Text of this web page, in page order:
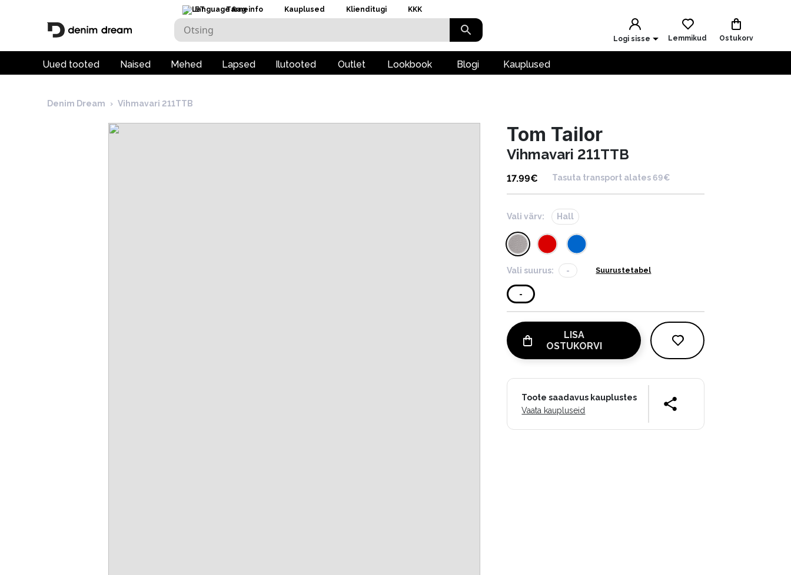
ET Tarneinfo Kauplused Klienditugi KKK
Logi sisse Lemmikud Ostukorv
Uued tooted Naised Mehed Lapsed Ilutooted Outlet Lookbook Blogi Kauplused
Denim Dream › Vihmavari 211TTB
Tom Tailor
Vihmavari 211TTB
17.99€ Tasuta transport alates 69€
Vali värv: Hall
Vali suurus: - Suurustetabel
-
LISA
OSTUKORVI
Toote saadavus kauplustes
Vaata kaupluseid